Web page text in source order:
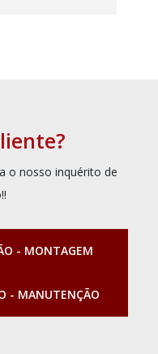
o nosso inquérito de
- MONTAGEM
- MANUTENÇÃO